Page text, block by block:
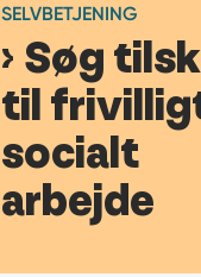
SELVBETJENING
Søg
til
socialt
arbejde